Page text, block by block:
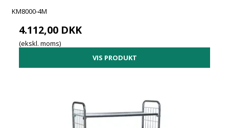
KM8000-4M
4.112,00 DKK
(ekskl. moms)
VIS PRODUKT